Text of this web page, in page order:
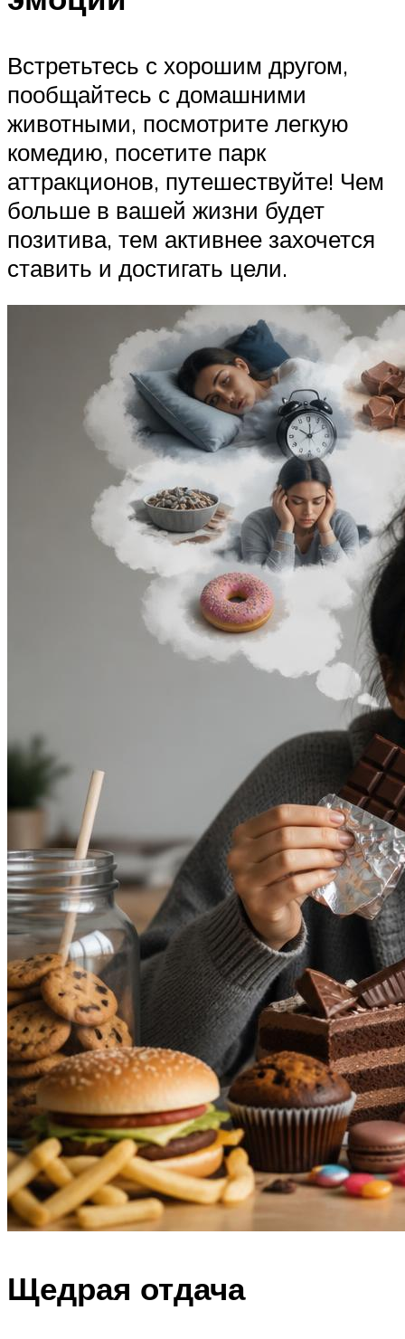
Встретьтесь с хорошим другом,
пообщайтесь с домашними
животными, посмотрите легкую
комедию, посетите парк
аттракционов, путешествуйте! Чем
больше в вашей жизни будет
позитива, тем активнее захочется
ставить и достигать цели.
Щедрая отдача